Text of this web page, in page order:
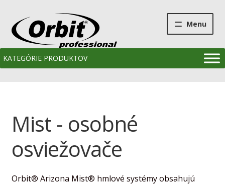
Preskočiť
na
navigáciu
Preskočiť
na
obsah
Menu
Domov
O produktoch
KATEGÓRIE PRODUKTOV
Mist - osobné
osviežovače
Orbit® Arizona Mist® hmlové systémy obsahujú